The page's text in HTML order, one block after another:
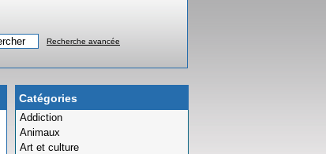
Recherche avancée
Catégories
Addiction
Animaux
Art et culture